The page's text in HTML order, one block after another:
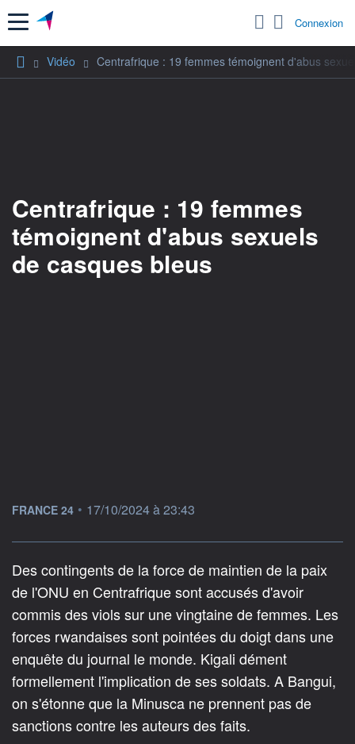
Menu Connexion
Vidéo Centrafrique : 19 femmes témoignent d'abus
Centrafrique : 19 femmes
témoignent d'abus sexuels
de casques bleus
information fournie par
FRANCE 24 • 17/10/2024 à 23:43
Des contingents de la force de maintien de la paix
de l'ONU en Centrafrique sont accusés d'avoir
commis des viols sur une vingtaine de femmes. Les
forces rwandaises sont pointées du doigt dans une
enquête du journal le monde. Kigali dément
formellement l'implication de ses soldats. A Bangui,
on s'étonne que la Minusca ne prennent pas de
sanctions contre les auteurs des faits.